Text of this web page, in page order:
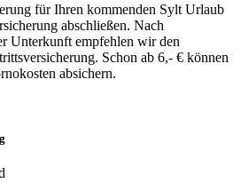
für Ihren kommenden Sylt Urlaub
abschließen. Nach
Unterkunft empfehlen wir den
Schon ab 6,- € können
absichern.